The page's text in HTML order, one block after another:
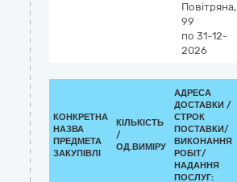
Повітряна,
99
по 31-12-
2026
КОНКРЕТНА
НАЗВА
ПРЕДМЕТА
ЗАКУПІВЛІ
КІЛЬКІСТЬ
/
ОД.ВИМІРУ
АДРЕСА
ДОСТАВКИ /
СТРОК
ПОСТАВКИ/
ВИКОНАННЯ
РОБІТ/
НАДАННЯ
ПОСЛУГ: